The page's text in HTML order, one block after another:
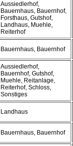
Aussiedlerhof,
Bauernhaus, Bauernhof,
Forsthaus, Gutshof,
Landhaus, Muehle,
Reiterhof
Bauernhaus, Bauernhof
Aussiedlerhof,
Bauernhof, Gutshof,
Muehle, Reitanlage,
Reiterhof, Schloss,
Sonstiges
Landhaus
Bauernhaus, Bauernhof